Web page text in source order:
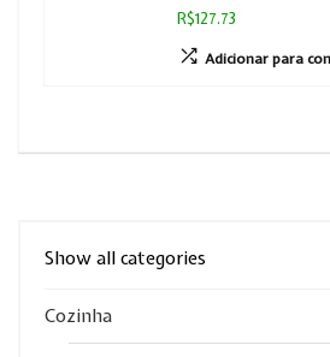
R$127.73
Adicionar para
Show all categories
Cozinha